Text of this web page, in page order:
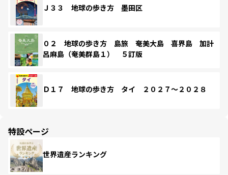
Ｊ３３ 地球の歩き方 墨田区
０２ 地球の歩き方 島旅 奄美大島 喜界島 加計
呂麻島（奄美群島１） ５訂版
Ｄ１７ 地球の歩き方 タイ ２０２７～２０２８
特設ページ
世界遺産ランキング